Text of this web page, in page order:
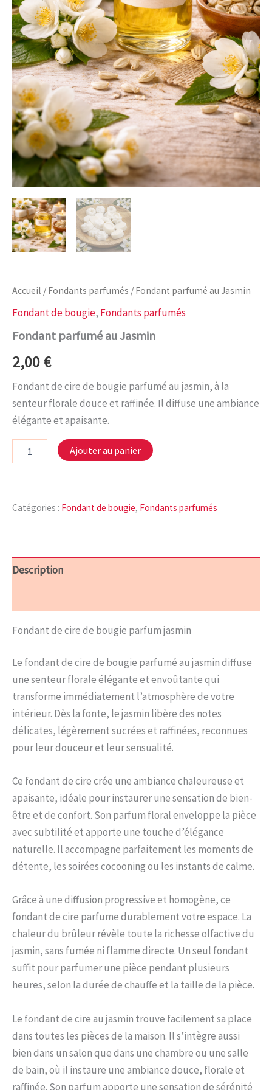
Accueil / Fondants parfumés / Fondant parfumé au Jasmin
Fondant de bougie, Fondants parfumés
Fondant parfumé au Jasmin
2,00€
Fondant de cire de bougie parfumé au jasmin, à la
senteur florale douce et raffinée. Il diffuse une ambiance
élégante et apaisante.
au
Jasmin
Ajouter au panier
Catégories : Fondant de bougie, Fondants parfumés
Description
Fondant de cire de bougie parfum jasmin
Le fondant de cire de bougie parfumé au jasmin diffuse
une senteur florale élégante et envoûtante qui
transforme immédiatement l’atmosphère de votre
intérieur. Dès la fonte, le jasmin libère des notes
délicates, légèrement sucrées et raffinées, reconnues
pour leur douceur et leur sensualité.
Ce fondant de cire crée une ambiance chaleureuse et
apaisante, idéale pour instaurer une sensation de bien-
être et de confort. Son parfum floral enveloppe la pièce
avec subtilité et apporte une touche d’élégance
naturelle. Il accompagne parfaitement les moments de
détente, les soirées cocooning ou les instants de calme.
Grâce à une diffusion progressive et homogène, ce
fondant de cire parfume durablement votre espace. La
chaleur du brûleur révèle toute la richesse olfactive du
jasmin, sans fumée ni flamme directe. Un seul fondant
suffit pour parfumer une pièce pendant plusieurs
heures, selon la durée de chauffe et la taille de la pièce.
Le fondant de cire au jasmin trouve facilement sa place
dans toutes les pièces de la maison. Il s’intègre aussi
bien dans un salon que dans une chambre ou une salle
de bain, où il instaure une ambiance douce, florale et
raffinée. Son parfum apporte une sensation de sérénité